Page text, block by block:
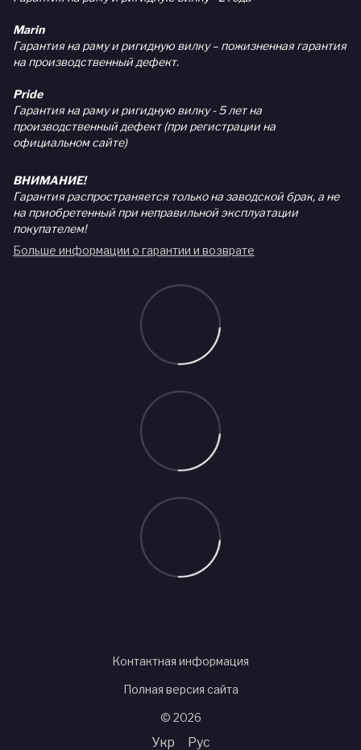
Marin
Гарантия на раму и ригидную вилку – пожизненная гарантия
на производственный дефект.
Pride
Гарантия на раму и ригидную вилку - 5 лет на
производственный дефект (при регистрации на
официальном сайте)
ВНИМАНИЕ!
Гарантия распространяется только на заводской брак, а не
на приобретенный при неправильной эксплуатации
покупателем!
Больше информации о гарантии и возврате
Контактная информация
Полная версия сайта
© 2026
Укр Рус